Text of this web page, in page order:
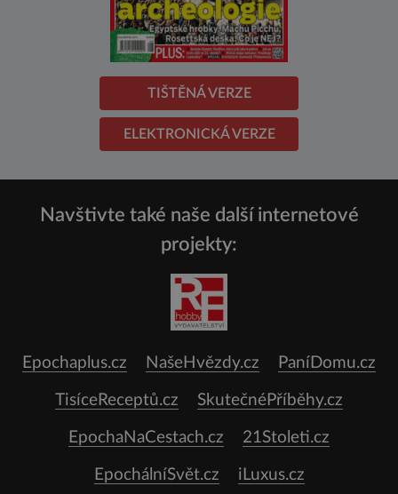
TIŠTĚNÁ VERZE
ELEKTRONICKÁ VERZE
Navštivte také naše další internetové
projekty:
Epochaplus.cz NašeHvězdy.cz PaníDomu.cz
TisíceReceptů.cz SkutečnéPříběhy.cz
EpochaNaCestach.cz 21Stoleti.cz
EpochálníSvět.cz iLuxus.cz